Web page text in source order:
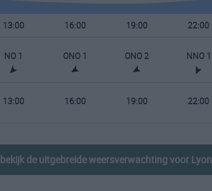
13:00 16:00 19:00 22:00
NO 1 ONO 1 ONO 2 NNO 1
13:00 16:00 19:00 22:00
bekijk de uitgebreide weersverwachting voor Lyon